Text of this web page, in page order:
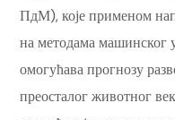
ПдМ), које применом
на методама машинског
омогућава прогнозу
преосталог животног